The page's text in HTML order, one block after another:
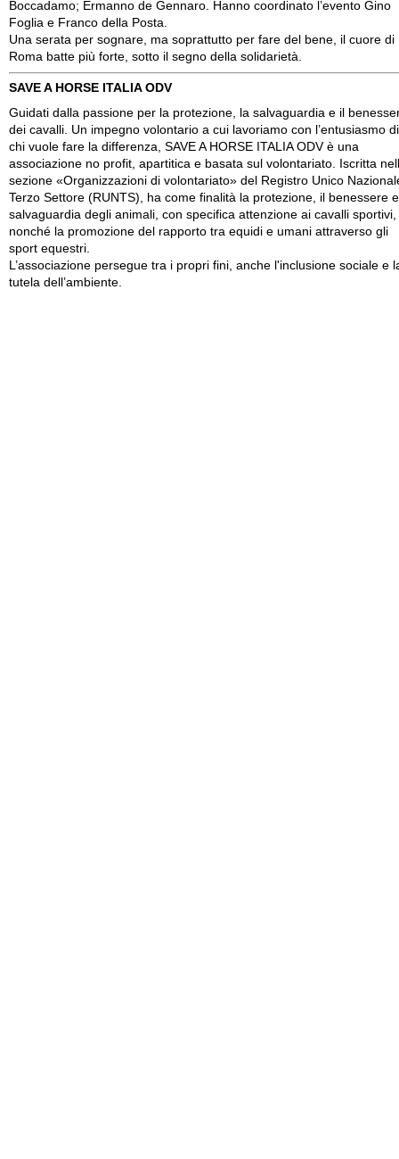
Boccadamo; Ermanno de Gennaro. Hanno coordinato l’evento Gino
Foglia e Franco della Posta.
Una serata per sognare, ma soprattutto per fare del bene, il cuore di
Roma batte più forte, sotto il segno della solidarietà.
SAVE A HORSE ITALIA ODV
Guidati dalla passione per la protezione, la salvaguardia e il
dei cavalli. Un impegno volontario a cui lavoriamo con l’entusiasmo di
chi vuole fare la differenza, SAVE A HORSE ITALIA ODV è una
associazione no profit, apartitica e basata sul volontariato. Iscritta
sezione «Organizzazioni di volontariato» del Registro Unico
Terzo Settore (RUNTS), ha come finalità la protezione, il benessere
salvaguardia degli animali, con specifica attenzione ai cavalli sportivi,
nonché la promozione del rapporto tra equidi e umani attraverso gli
sport equestri.
L’associazione persegue tra i propri fini, anche l'inclusione sociale e
tutela dell’ambiente.